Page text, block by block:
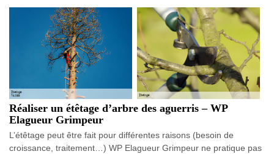
Réaliser un étêtage d’arbre des aguerris – WP
Elagueur Grimpeur
L’étêtage peut être fait pour différentes raisons (besoin de
croissance, traitement…) WP Elagueur Grimpeur ne pratique pas